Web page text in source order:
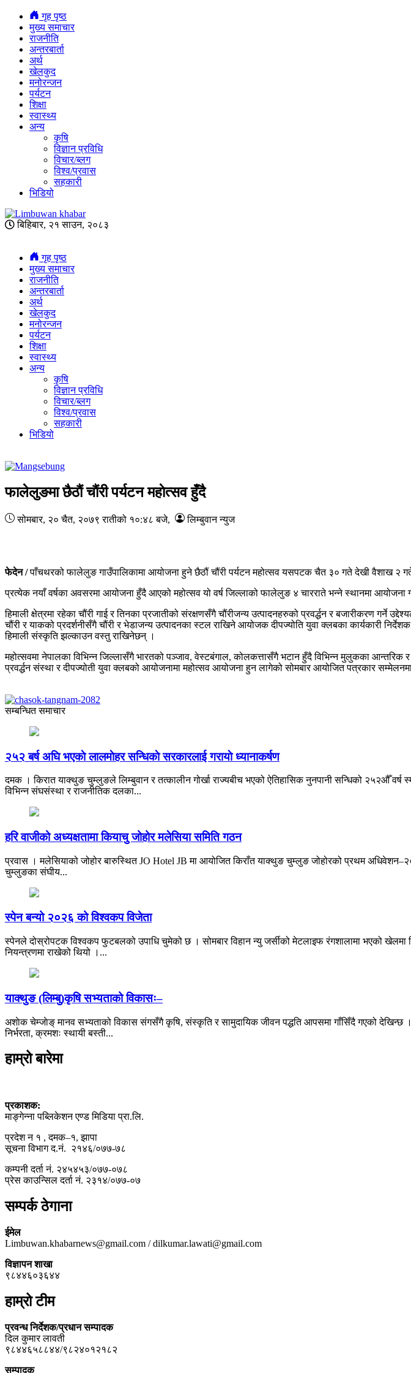
गृह पृष्ठ
मुख्य समाचार
राजनीति
अन्तरबार्ता
अर्थ
खेलकुद
मनोरन्जन
पर्यटन
शिक्षा
स्वास्थ्य
अन्य
कृषि
विज्ञान प्रविधि
विचार/ब्लग
विश्व/प्रवास
सहकारी
भिडियो
बिहिबार, २१ साउन, २०८३
गृह पृष्ठ
मुख्य समाचार
राजनीति
अन्तरबार्ता
अर्थ
खेलकुद
मनोरन्जन
पर्यटन
शिक्षा
स्वास्थ्य
अन्य
कृषि
विज्ञान प्रविधि
विचार/ब्लग
विश्व/प्रवास
सहकारी
भिडियो
फालेलुङमा छैठाैं चाैंरी पर्यटन महाेत्सव हुँदै
सोमबार, २० चैत, २०७९रातीको १०:४८ बजे, लिम्बुवान न्युज
फेदेन /पाँचथरको फालेलुङ गाउँपालिकामा आयोजना हुने छैठौं चौंरी पर्यटन महोत्सव यसपटक चैत ३० गते देखी वैशाख २
प्रत्येक नयाँ वर्षका अवसरमा आयोजना हुँदै आएको महोत्सव यो वर्ष जिल्लाको फालेलुङ ४ चारराते भन्ने स्थानमा
हिमाली क्षेत्रमा रहेका चौंरी गाई र तिनका प्रजातीको संरक्षणसँगै चौंरीजन्य उत्पादनहरुको प्रवर्द्धन र बजारीकरण
चौंरी र याकको प्रदर्शनीसँगै चौंरी र भेडाजन्य उत्पादनका स्टल राखिने आयोजक दीपज्योति युवा क्लबका कार्यकारी
हिमाली संस्कृति झल्काउन वस्तु राखिनेछन् ।
महोत्सवमा नेपालका विभिन्न जिल्लासँगै भारतको पञ्जाव, वेस्टबंगाल, कोलकत्तासँगै भटान हुँदै विभिन्न मुलुकका आन्तरिक
प्रवर्द्धन संस्था र दीपज्योती युवा क्लबको आयोजनामा महोत्सव आयोजना हुन लागेको सोमबार आयोजित पत्रकार सम्मेलनमा
सम्बन्धित समाचार
२५२ बर्ष अघि भएकाे लालमाेहर सन्धिकाे सरकारलाई गरायाे ध्यानाकर्षण
दमक । किरात याक्थुङ चुम्लुङले लिम्बुवान र तत्कालीन गोर्खा राज्यबीच भएको ऐतिहासिक नुनपानी सन्धिको २५२औँ वर्ष
विभिन्न संघसंस्था र राजनीतिक दलका...
हरि वाजीको अध्यक्षतामा कियाचु जोहोर मलेसिया समिति गठन
प्रवास । मलेसियाको जोहोर बारुस्थित JO Hotel JB मा आयोजित किराँत याक्थुङ चुम्लुङ जोहोरको प्रथम
चुम्लुङका संघीय...
स्पेन बन्यो २०२६ को विश्वकप विजेता
स्पेनले दोस्रोपटक विश्वकप फुटबलको उपाधि चुमेको छ । सोमबार विहान न्यु जर्सीको मेटलाइफ रंगशालामा भएको
नियन्त्रणमा राखेको थियो ।...
याक्थुङ (लिम्बु)कृषि सभ्यताको विकासः–
अशाेक चेम्जाेङ् मानव सभ्यताको विकास संगसँगै कृषि, संस्कृति र सामुदायिक जीवन पद्धति आपसमा गाँसिँदै गएको देखिन्छ
निर्भरता, क्रमशः स्थायी बस्ती...
हाम्रो बारेमा
प्रकाशक:
माङ्गेन्ना पब्लिकेशन एण्ड मिडिया प्रा.लि.
प्रदेश न १ , दमक–१, झापा
सूचना विभाग द.नं. २१४६/०७७-७८
कम्पनी दर्ता नं. २४५४५३/०७७-०७८
प्रेस काउन्सिल दर्ता नं. २३१४/०७७-०७
सम्पर्क ठेगाना
ईमेल
Limbuwan.khabarnews@gmail.com / dilkumar.lawati@gmail.com
विज्ञापन शाखा
९८४४६०३६४४
हाम्रो टीम
प्रवन्ध निर्देशक/प्रधान सम्पादक
दिल कुमार लावती
९८४४६५८८४४/९८२४०१२१८२
सम्पादक